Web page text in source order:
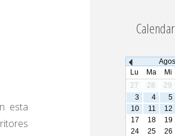
esta
Lu
Ma Mi
27
28 29
3
4 5
10
11 12
17
18 19
24
25 26